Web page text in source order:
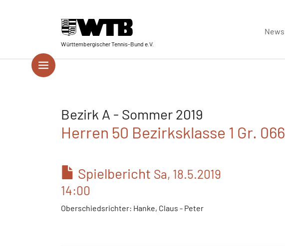
Württembergischer Tennis-Bund e.V.
News
Bezirk A - Sommer 2019
Herren 50 Bezirksklasse 1 Gr. 066
Spielbericht Sa, 18.5.2019
14:00
Oberschiedsrichter: Hanke, Claus - Peter